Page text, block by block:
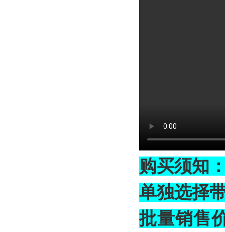
购买须知
单独选择
批量销售